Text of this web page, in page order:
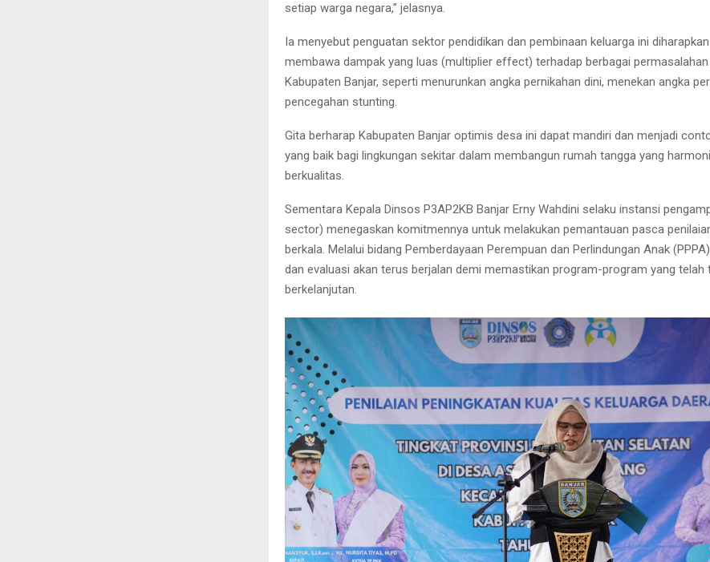
setiap warga negara,” jelasnya.
Ia menyebut penguatan sektor pendidikan dan pembinaan keluarga ini
membawa dampak yang luas (multiplier effect) terhadap berbagai
Kabupaten Banjar, seperti menurunkan angka pernikahan dini, menekan angka
pencegahan stunting.
Gita berharap Kabupaten Banjar optimis desa ini dapat mandiri dan menjadi
yang baik bagi lingkungan sekitar dalam membangun rumah tangga yang
berkualitas.
Sementara Kepala Dinsos P3AP2KB Banjar Erny Wahdini selaku instansi
sector) menegaskan komitmennya untuk melakukan pemantauan pasca
berkala. Melalui bidang Pemberdayaan Perempuan dan Perlindungan Anak
dan evaluasi akan terus berjalan demi memastikan program-program yang telah
berkelanjutan.